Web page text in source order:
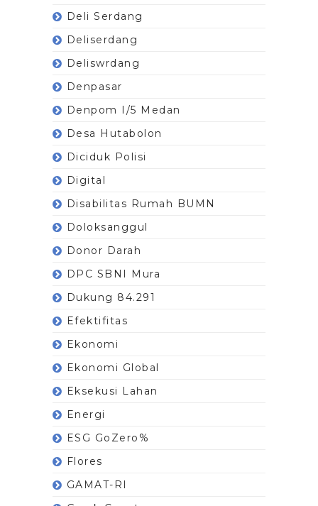
Deli Serdang
Deliserdang
Deliswrdang
Denpasar
Denpom I/5 Medan
Desa Hutabolon
Diciduk Polisi
Digital
Disabilitas Rumah BUMN
Doloksanggul
Donor Darah
DPC SBNI Mura
Dukung 84.291
Efektifitas
Ekonomi
Ekonomi Global
Eksekusi Lahan
Energi
ESG GoZero%
Flores
GAMAT-RI